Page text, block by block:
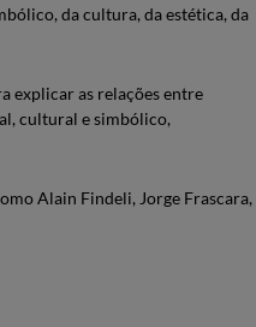
da cultura, da estética, da
explicar as relações entre
cultural e simbólico,
Alain Findeli, Jorge Frascara,